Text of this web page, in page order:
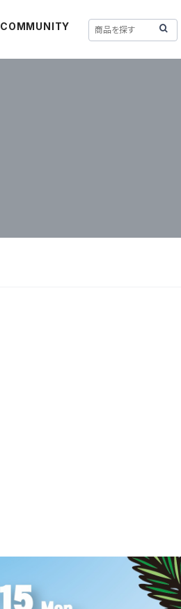
COMMUNITY